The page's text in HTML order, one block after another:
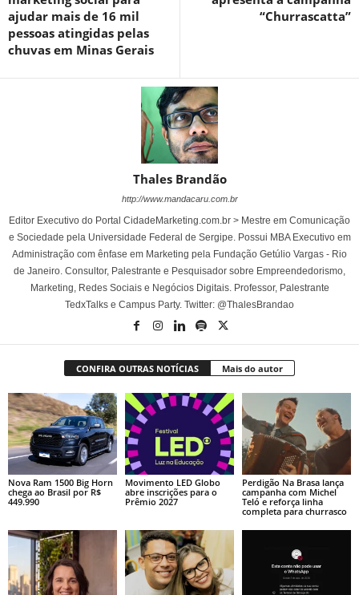
ajudar mais de 16 mil
pessoas atingidas pelas
chuvas em Minas Gerais
“Churrascatta”
Thales Brandão
http://www.mandacaru.com.br
Editor Executivo do Portal CidadeMarketing.com.br > Mestre em Comunicação
e Sociedade pela Universidade Federal de Sergipe. Possui MBA Executivo em
Administração com ênfase em Marketing pela Fundação Getúlio Vargas - Rio
de Janeiro. Consultor, Palestrante e Pesquisador sobre Empreendedorismo,
Marketing, Redes Sociais e Negócios Digitais. Professor, Palestrante
TedxTalks e Campus Party. Twitter: @ThalesBrandao
CONFIRA OUTRAS NOTÍCIAS Mais do autor
Nova Ram 1500 Big Horn
chega ao Brasil por R$
449.990
Movimento LED Globo
abre inscrições para o
Prêmio 2027
Perdigão Na Brasa lança
campanha com Michel
Teló e reforça linha
completa para churrasco